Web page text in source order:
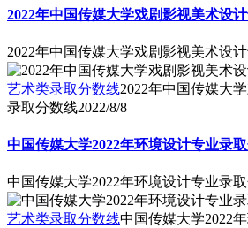
2022年中国传媒大学戏剧影视美术设
2022年中国传媒大学戏剧影视美术设
艺术类录取分数线2022年中国传媒大
录取分数线2022/8/8
中国传媒大学2022年环境设计专业录
中国传媒大学2022年环境设计专业录
艺术类录取分数线中国传媒大学2022